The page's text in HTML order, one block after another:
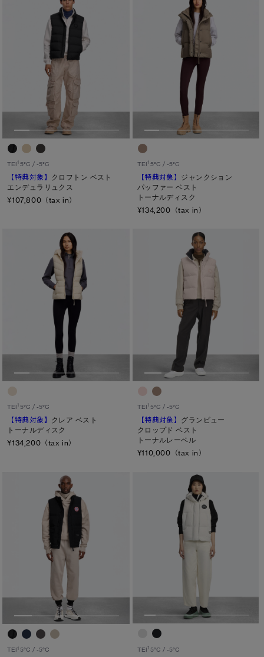
TEI1 5°C / -5°C
【特典対象】 クロフトン ベスト
エンデュラリュクス
¥107,800（tax in）
TEI15°C / -5°C
【特典対象】 ジャンクション
パッファー ベスト
トーナルディスク
¥134,200（tax in）
TEI1 5°C / -5°C
【特典対象】 クレア ベスト
トーナルディスク
¥134,200（tax in）
TEI15°C / -5°C
【特典対象】 グランビュー
クロップド ベスト
トーナルレーベル
¥110,000（tax in）
TEI1 5°C / -5°C TEI15°C / -5°C